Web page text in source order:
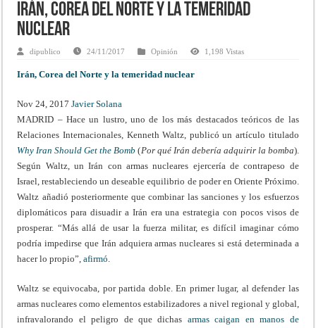
Irán, Corea del Norte y la temeridad
nuclear
dipublico 24/11/2017 Opinión 1,198 Vistas
Irán, Corea del Norte y la temeridad nuclear
Nov 24, 2017 Javier Solana
MADRID – Hace un lustro, uno de los más destacados teóricos de las
Relaciones Internacionales, Kenneth Waltz, publicó un artículo titulado
Why Iran Should Get the Bomb (Por qué Irán debería adquirir la bomba).
Según Waltz, un Irán con armas nucleares ejercería de contrapeso de
Israel, restableciendo un deseable equilibrio de poder en Oriente Próximo.
Waltz añadió posteriormente que combinar las sanciones y los esfuerzos
diplomáticos para disuadir a Irán era una estrategia con pocos visos de
prosperar. “Más allá de usar la fuerza militar, es difícil imaginar cómo
podría impedirse que Irán adquiera armas nucleares si está determinada a
hacer lo propio”,afirmó.
Waltz se equivocaba, por partida doble. En primer lugar, al defender las
armas nucleares como elementos estabilizadores a nivel regional y global,
infravalorando el peligro de que dichas armas caigan en manos de